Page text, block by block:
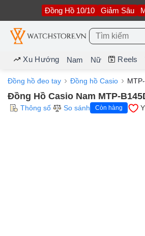
nội
dung
Đồng Hồ 10/10 Giảm Sâu
Tìm
kiếm:
Xu Hướng Nam Nữ Reels
Đồng hồ đeo tay Đồng hồ Casio
Đồng Hồ Casio Nam MTP-
Thông số So sánh Còn hàng